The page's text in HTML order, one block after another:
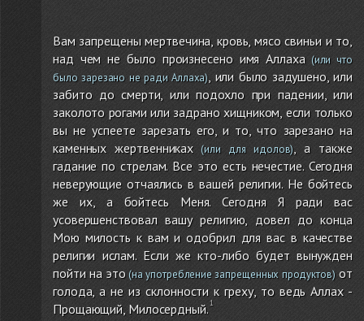
Вам запрещены мертвечина, кровь, мясо свиньи и то,
над чем не было произнесено имя Аллаха(или что
было зарезано не ради Аллаха), или было задушено, или
забито до смерти, или подохло при падении, или
заколото рогами или задрано хищником, если только
вы не успеете зарезать его, и то, что зарезано на
каменных жертвенниках(или для идолов), а также
гадание по стрелам. Все это есть нечестие. Сегодня
неверующие отчаялись в вашей религии. Не бойтесь
же их, а бойтесь Меня. Сегодня Я ради вас
усовершенствовал вашу религию, довел до конца
Мою милость к вам и одобрил для вас в качестве
религии ислам. Если же кто-либо будет вынужден
пойти на это(на употребление запрещенных продуктов)от
голода, а не из склонности к греху, то ведь Аллах -
Прощающий, Милосердный.